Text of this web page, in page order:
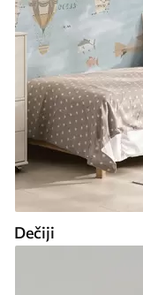
Dečiji